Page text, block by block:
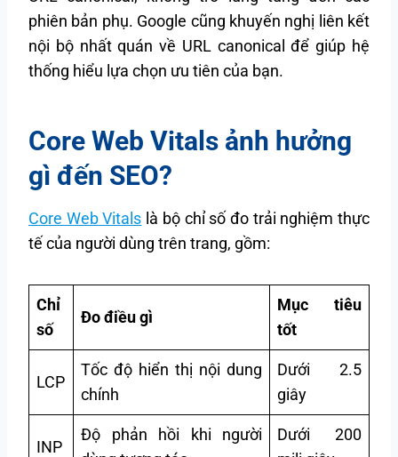
phiên bản phụ. Google cũng khuyến nghị liên kết
nội bộ nhất quán về URL canonical để giúp hệ
thống hiểu lựa chọn ưu tiên của bạn.
Core Web Vitals ảnh hưởng
gì đến SEO?
Core Web Vitals là bộ chỉ số đo trải nghiệm thực
tế của người dùng trên trang, gồm:
Chỉ
số
Đo điều gì
Mục tiêu
tốt
LCP
Tốc độ hiển thị nội dung
chính
Dưới 2.5
giây
INP
Độ phản hồi khi người
Dưới 200